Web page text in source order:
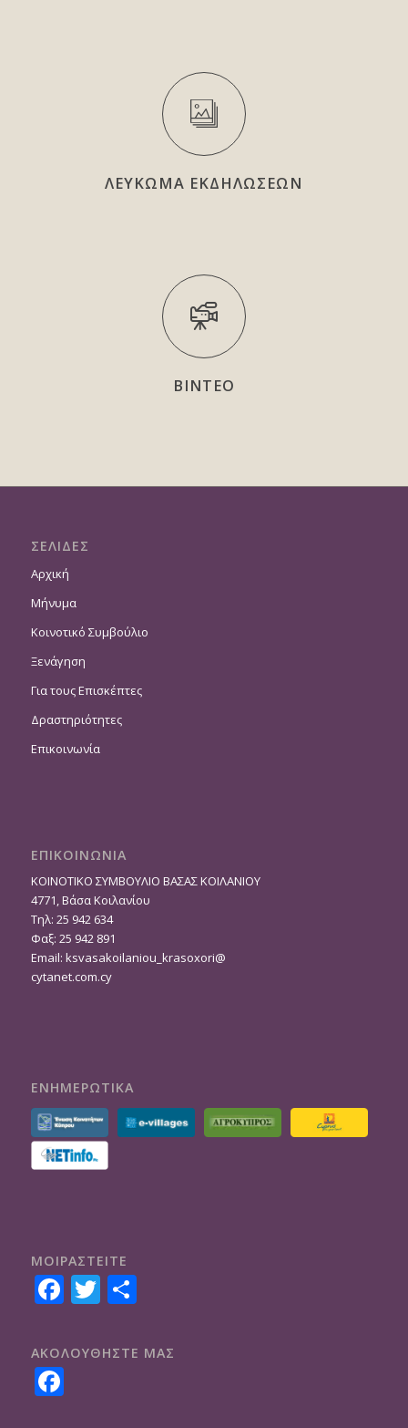
ΛΕΥΚΩΜΑ ΕΚΔΗΛΩΣΕΩΝ
ΒΙΝΤΕΟ
ΣΕΛΙΔΕΣ
Αρχική
Μήνυμα
Κοινοτικό Συμβούλιο
Ξενάγηση
Για τους Επισκέπτες
Δραστηριότητες
Επικοινωνία
ΕΠΙΚΟΙΝΩΝΙΑ
ΚΟΙΝΟΤΙΚΟ ΣΥΜΒΟΥΛΙΟ ΒΑΣΑΣ ΚΟΙΛΑΝΙΟΥ
4771, Βάσα Κοιλανίου
Τηλ: 25 942 634
Φαξ: 25 942 891
Email: ksvasakoilaniou_krasoxori@
cytanet.com.cy
ΕΝΗΜΕΡΩΤΙΚΑ
ΜΟΙΡΑΣTEITE
Facebook
Twitter
Share
ΑΚΟΛΟΥΘΗΣΤΕ ΜΑΣ
Facebook